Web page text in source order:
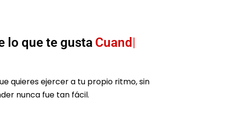
lo que te gusta Donde quieras.
quieres ejercer a tu propio ritmo, sin
nunca fue tan fácil.